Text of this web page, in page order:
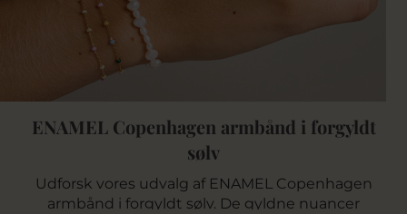
ENAMEL Copenhagen armbånd i forgyldt
sølv
Udforsk vores udvalg af ENAMEL Copenhagen
armbånd i forgyldt sølv. De gyldne nuancer